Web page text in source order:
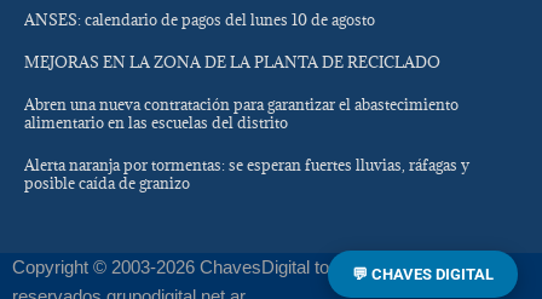
ANSES: calendario de pagos del lunes 10 de agosto
MEJORAS EN LA ZONA DE LA PLANTA DE RECICLADO
Abren una nueva contratación para garantizar el abastecimiento
alimentario en las escuelas del distrito
Alerta naranja por tormentas: se esperan fuertes lluvias, ráfagas y
posible caída de granizo
Copyright © 2003-2026 ChavesDigital todos los derechos
💬 CHAVES DIGITAL